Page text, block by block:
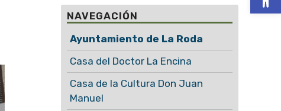
NAVEGACIÓN
Ayuntamiento de La Roda
Casa del Doctor La Encina
Casa de la Cultura Don Juan
Manuel